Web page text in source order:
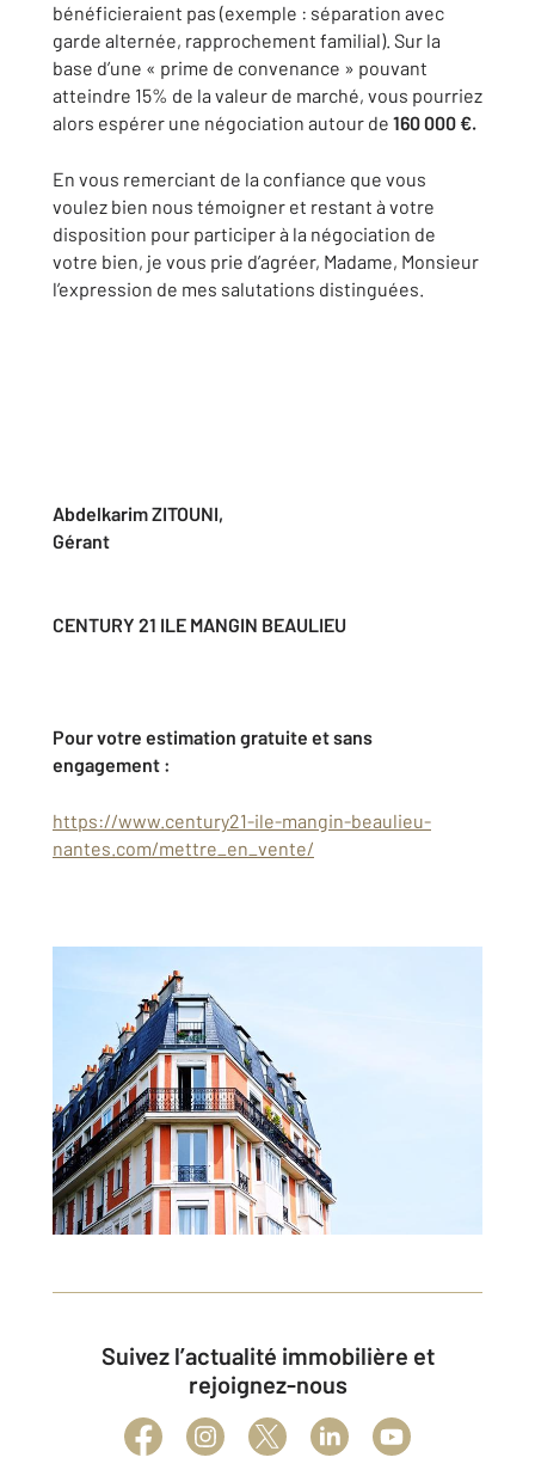
bénéficieraient pas (exemple : séparation avec
garde alternée, rapprochement familial). Sur la
base d’une « prime de convenance » pouvant
atteindre 15% de la valeur de marché, vous pourriez
alors espérer une négociation autour de 160 000 €.
En vous remerciant de la confiance que vous
voulez bien nous témoigner et restant à votre
disposition pour participer à la négociation de
votre bien, je vous prie d’agréer, Madame, Monsieur
l’expression de mes salutations distinguées.
Abdelkarim ZITOUNI,
Gérant
CENTURY 21 ILE MANGIN BEAULIEU
Pour votre estimation gratuite et sans
engagement :
https://www.century21-ile-mangin-beaulieu-
nantes.com/mettre_en_vente/
Suivez l’actualité immobilière et
rejoignez-nous